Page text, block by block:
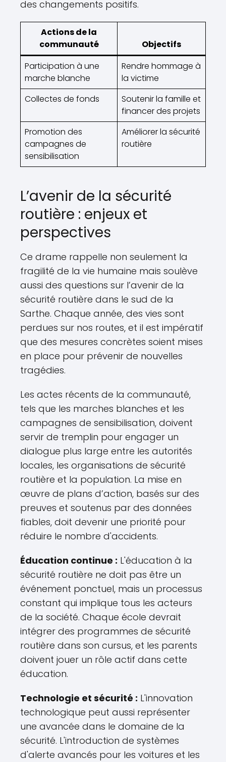
des changements positifs.
Actions de la
communauté
Objectifs
Participation à une
marche blanche
Rendre hommage à
la victime
Collectes de fonds
Soutenir la famille et
financer des projets
Promotion des
campagnes de
sensibilisation
Améliorer la sécurité
routière
L’avenir de la sécurité
routière : enjeux et
perspectives
Ce drame rappelle non seulement la
fragilité de la vie humaine mais soulève
aussi des questions sur l’avenir de la
sécurité routière dans le sud de la
Sarthe. Chaque année, des vies sont
perdues sur nos routes, et il est impératif
que des mesures concrètes soient mises
en place pour prévenir de nouvelles
tragédies.
Les actes récents de la communauté,
tels que les marches blanches et les
campagnes de sensibilisation, doivent
servir de tremplin pour engager un
dialogue plus large entre les autorités
locales, les organisations de sécurité
routière et la population. La mise en
œuvre de plans d’action, basés sur des
preuves et soutenus par des données
fiables, doit devenir une priorité pour
réduire le nombre d'accidents.
Éducation continue : L'éducation à la
sécurité routière ne doit pas être un
événement ponctuel, mais un processus
constant qui implique tous les acteurs
de la société. Chaque école devrait
intégrer des programmes de sécurité
routière dans son cursus, et les parents
doivent jouer un rôle actif dans cette
éducation.
Technologie et sécurité : L'innovation
technologique peut aussi représenter
une avancée dans le domaine de la
sécurité. L'introduction de systèmes
d'alerte avancés pour les voitures et les